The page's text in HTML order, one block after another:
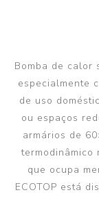
Bomba de calor
especialmente
de uso
ou espaços
armários de
termodinâmico
que ocupa
ECOTOP está